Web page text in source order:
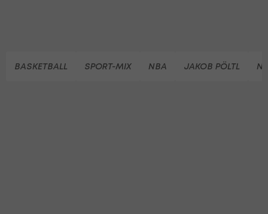
BASKETBALL SPORT-MIX NBA JAKOB PÖLTL